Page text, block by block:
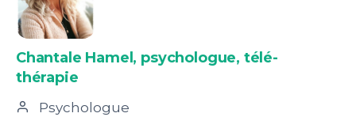
Chantale Hamel, psychologue, télé-
thérapie
Psychologue